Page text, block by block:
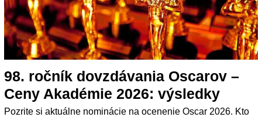
98. ročník dovzdávania Oscarov –
Ceny Akadémie 2026: výsledky
Pozrite si aktuálne nominácie na ocenenie Oscar 2026. Kto